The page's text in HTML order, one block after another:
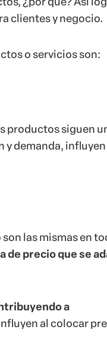
clientes y negocio.
o servicios son:
productos siguen
y demanda, influyen
las mismas en
de precio que se
a
al colocar